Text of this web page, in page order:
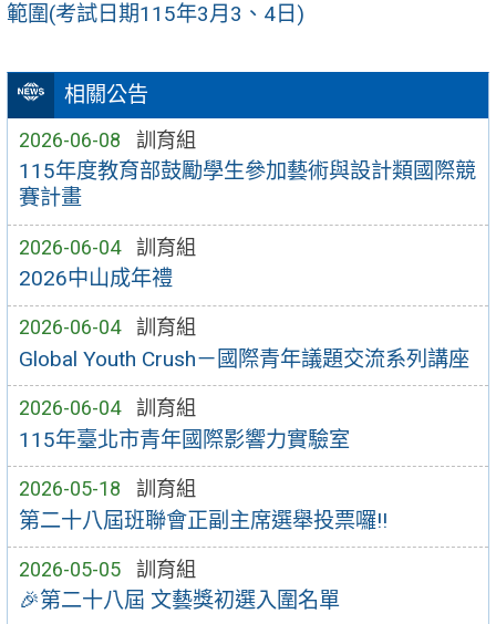
相關公告
2026-06-08 訓育組
115年度教育部鼓勵學生參加藝術與設計類國際競
賽計畫
2026-06-04 訓育組
2026中山成年禮
2026-06-04 訓育組
Global Youth Crush－國際青年議題交流系列講座
2026-06-04 訓育組
115年臺北市青年國際影響力實驗室
2026-05-18 訓育組
第二十八屆班聯會正副主席選舉投票囉!!
2026-05-05 訓育組
🎉第二十八屆 文藝獎初選入圍名單
範圍(考試日期115年3月3、4日)